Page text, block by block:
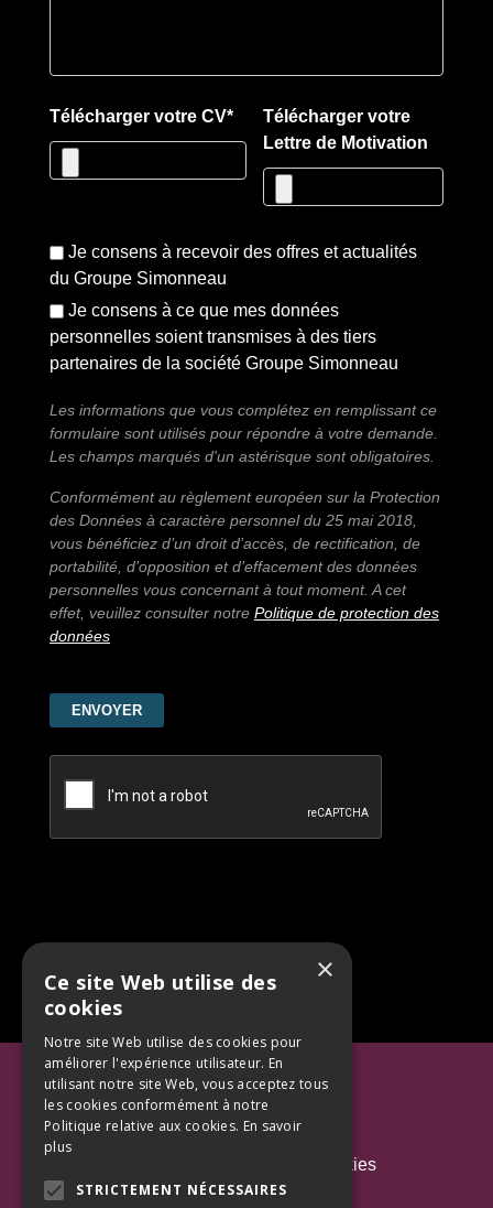
Télécharger votre CV*
Télécharger votre
Lettre de Motivation
Je consens à recevoir des offres et actualités
du Groupe Simonneau
Je consens à ce que mes données
personnelles soient transmises à des tiers
partenaires de la société Groupe Simonneau
Les informations que vous complétez en remplissant ce
formulaire sont utilisés pour répondre à votre demande.
Les champs marqués d'un astérisque sont obligatoires.
Conformément au règlement européen sur la Protection
des Données à caractère personnel du 25 mai 2018,
vous bénéficiez d’un droit d’accès, de rectification, de
portabilité, d’opposition et d’effacement des données
personnelles vous concernant à tout moment. A cet
effet, veuillez consulter notre Politique de protection des
données
Mentions Légales
Politique de confidentialité
Politique d'utilisation des cookies
×
Ce site Web utilise des
cookies
Notre site Web utilise des cookies pour
améliorer l'expérience utilisateur. En
utilisant notre site Web, vous acceptez tous
les cookies conformément à notre
Politique relative aux cookies. En savoir
plus
STRICTEMENT NÉCESSAIRES